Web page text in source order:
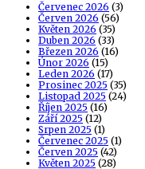
Červenec 2026 (3)
Červen 2026 (56)
Květen 2026 (35)
Duben 2026 (33)
Březen 2026 (16)
Únor 2026 (15)
Leden 2026 (17)
Prosinec 2025 (35)
Listopad 2025 (24)
Říjen 2025 (16)
Září 2025 (12)
Srpen 2025 (1)
Červenec 2025 (1)
Červen 2025 (42)
Květen 2025 (28)